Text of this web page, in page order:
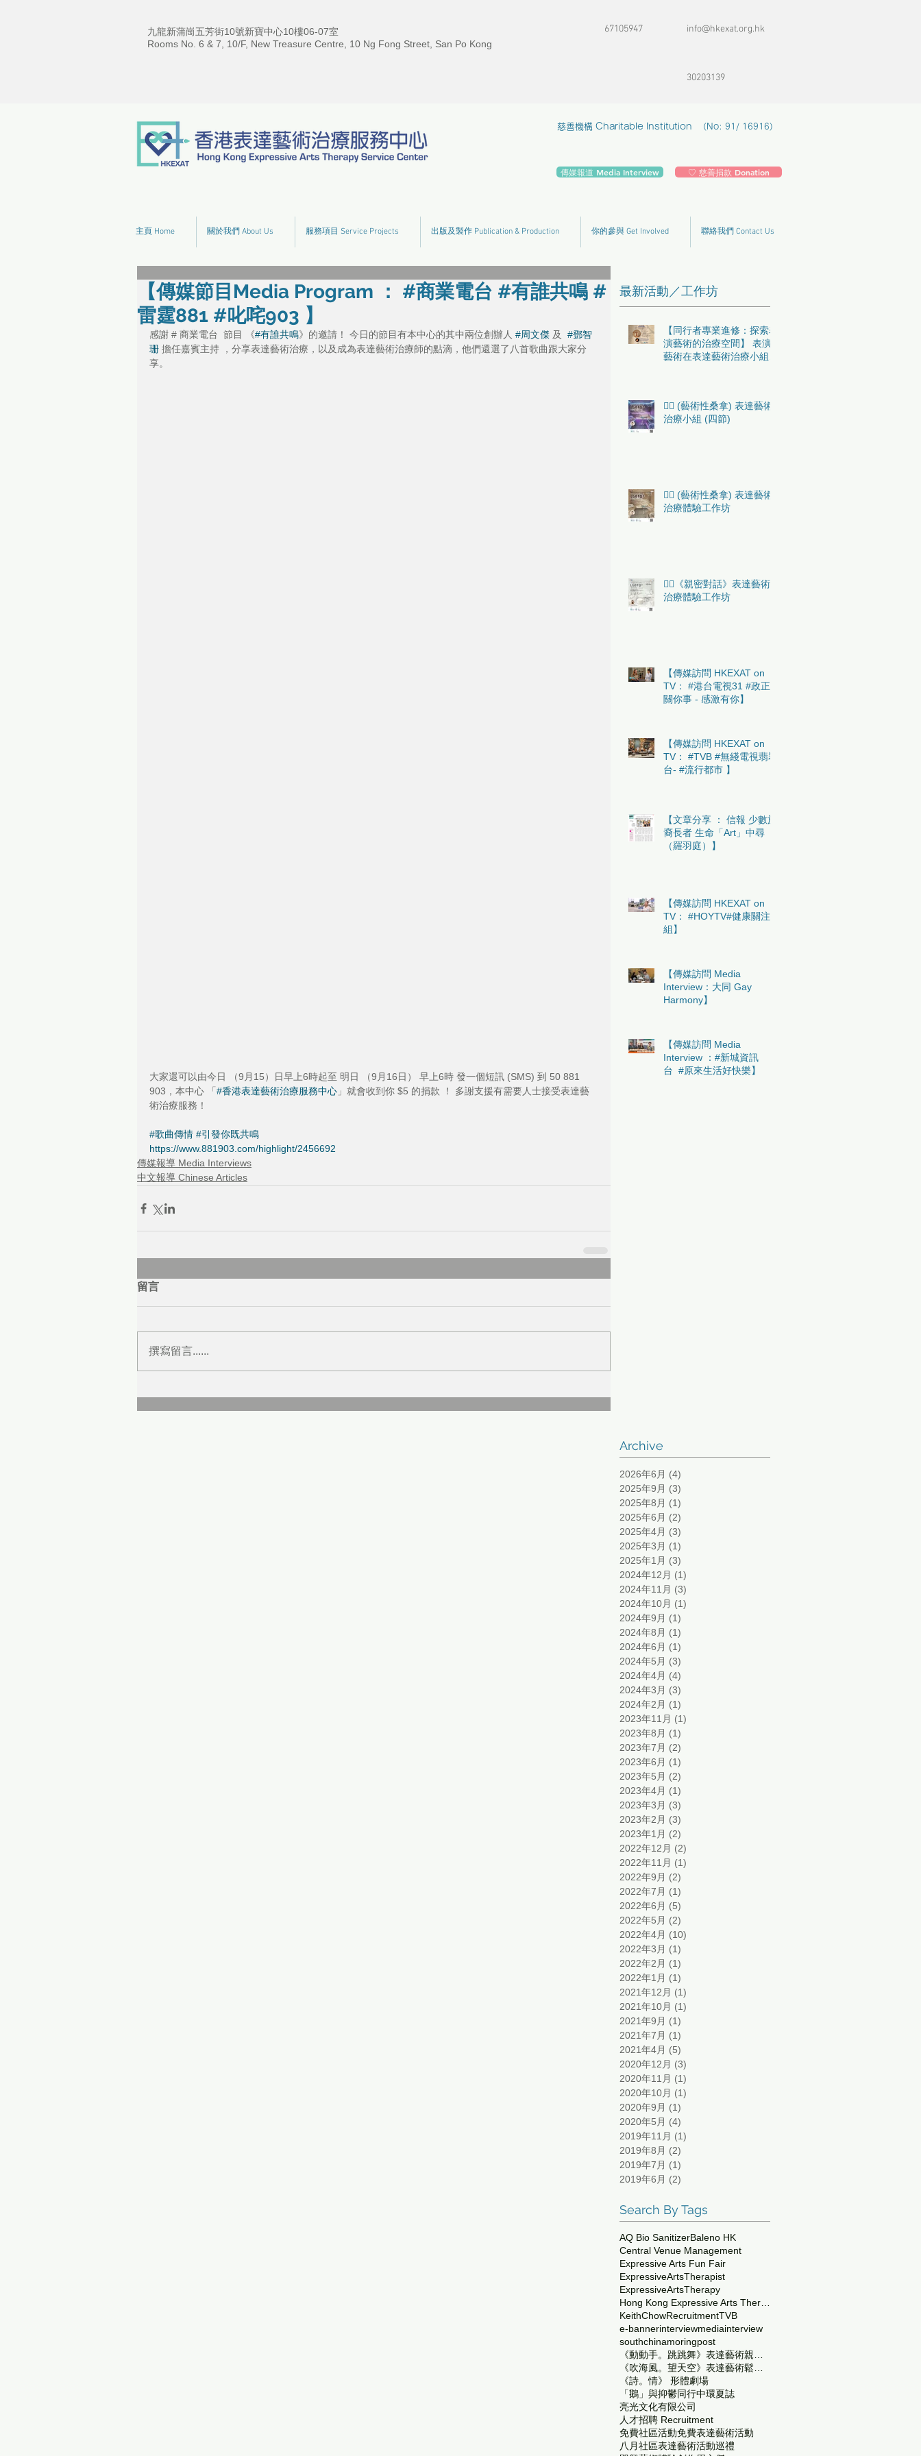
九龍新蒲崗五芳街10號新寶中心10樓06-07室
Rooms No. 6 & 7, 10/F, New Treasure Centre, 10 Ng Fong Street, San Po Kong
67105947 info@hkexat.org.hk
30203139
慈善機構 Charitable Institution (No: 91/ 16916)
傳媒報道 Media Interview ♡ 慈善捐款 Donation
主頁 Home 關於我們 About Us 服務項目 Service Projects 出版及製作 Publication & Production 你的參與 Get Involved 聯絡我們 Contact Us
【傳媒節目Media Program ： #商業電台 #有誰共鳴 #
雷霆881 #叱咤903 】
感謝 # 商業電台  節目 《#有誰共鳴》的邀請！ 今日的節目有本中心的其中兩位創辦人 #周文傑 及 #鄧智
珊 擔任嘉賓主持 ，分享表達藝術治療，以及成為表達藝術治療師的點滴，他們還選了八首歌曲跟大家分
享。
大家還可以由今日 （9月15）日早上6時起至 明日 （9月16日） 早上6時 發一個短訊 (SMS) 到 50 881
903，本中心 「 #香港表達藝術治療服務中心 」就會收到你 $5 的捐款 ！ 多謝支援有需要人士接受表達藝
術治療服務！
#歌曲傳情 #引發你既共鳴
https://www.881903.com/highlight/2456692
傳媒報導 Media Interviews
中文報導 Chinese Articles
留言
撰寫留言......
最新活動／工作坊
【同行者專業進修：探索表
演藝術的治療空間】 表演
藝術在表達藝術治療小組中
🏳️‍🌈 (藝術性桑拿) 表達藝術
治療小組 (四節)
🏳️‍🌈 (藝術性桑拿) 表達藝術
治療體驗工作坊
🏳️‍🌈《親密對話》表達藝術
治療體驗工作坊
【傳媒訪問 HKEXAT on
TV： #港台電視31 #政正
關你事 - 感激有你】
【傳媒訪問 HKEXAT on
TV： #TVB #無綫電視翡翠
台- #流行都市 】
【文章分享 ： 信報 少數族
裔長者 生命「Art」中尋
（羅羽庭）】
【傳媒訪問 HKEXAT on
TV： #HOYTV#健康關注
組】
【傳媒訪問 Media
Interview：大同 Gay
Harmony】
【傳媒訪問 Media
Interview ：#新城資訊
台 #原來生活好快樂】
Archive
2026年6月 (4)
2025年9月 (3)
2025年8月 (1)
2025年6月 (2)
2025年4月 (3)
2025年3月 (1)
2025年1月 (3)
2024年12月 (1)
2024年11月 (3)
2024年10月 (1)
2024年9月 (1)
2024年8月 (1)
2024年6月 (1)
2024年5月 (3)
2024年4月 (4)
2024年3月 (3)
2024年2月 (1)
2023年11月 (1)
2023年8月 (1)
2023年7月 (2)
2023年6月 (1)
2023年5月 (2)
2023年4月 (1)
2023年3月 (3)
2023年2月 (3)
2023年1月 (2)
2022年12月 (2)
2022年11月 (1)
2022年9月 (2)
2022年7月 (1)
2022年6月 (5)
2022年5月 (2)
2022年4月 (10)
2022年3月 (1)
2022年2月 (1)
2022年1月 (1)
2021年12月 (1)
2021年10月 (1)
2021年9月 (1)
2021年7月 (1)
2021年4月 (5)
2020年12月 (3)
2020年11月 (1)
2020年10月 (1)
2020年9月 (1)
2020年5月 (4)
2019年11月 (1)
2019年8月 (2)
2019年7月 (1)
2019年6月 (2)
Search By Tags
AQ Bio SanitizerBaleno HK
Central Venue Management
Expressive Arts Fun Fair
ExpressiveArtsTherapist
ExpressiveArtsTherapy
Hong Kong Expressive Arts Therapy Service Center
KeithChowRecruitmentTVB
e-bannerinterviewmediainterview
southchinamoringpost
《動動手。跳跳舞》表達藝術親子鬆一鬆
《吹海風。望天空》表達藝術鬆一鬆
《詩。情》 形體劇場
「鵝」與抑鬱同行中環夏誌
亮光文化有限公司
人才招聘 Recruitment
免費社區活動免費表達藝術活動
八月社區表達藝術活動巡禮